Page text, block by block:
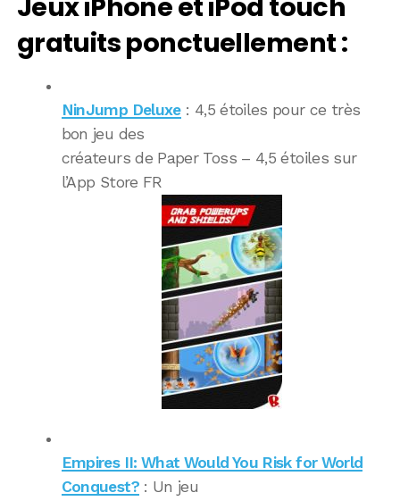
Jeux iPhone et iPod touch
gratuits ponctuellement :
NinJump Deluxe: 4,5 étoiles pour ce très
bon jeu des
créateurs de Paper Toss – 4,5 étoiles sur
l’App Store FR
Empires II: What Would You Risk for World
Conquest?: Un jeu